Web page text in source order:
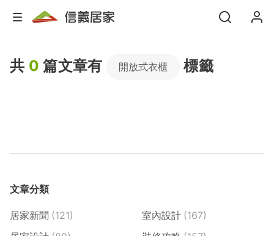
共 0 篇文章有 開放式衣櫃 標籤
文章分類
居家新聞 (121) 室內設計 (167)